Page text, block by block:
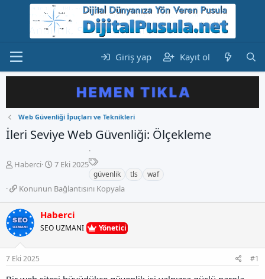
Giriş yap Kayıt ol
Web Güvenliği İpuçları ve Teknikleri
İleri Seviye Web Güvenliği: Ölçekleme
K
n
u
y
u
b
a
ş
Haberci
B
ş
n
g
ç
7 Eki 2025
E
t
i
k
e
l
e
r
güvenlik tls waf
K
n
u
n
u
B
Konunun Bağlantısını Kopyala
Haberci
SEO UZMANI Yönetici
7 Eki 2025 #1